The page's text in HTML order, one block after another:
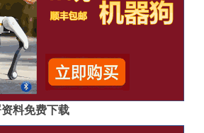
料免费下载